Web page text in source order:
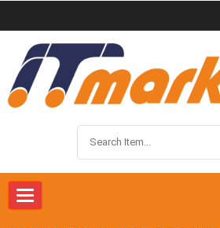
Toggle
navigation